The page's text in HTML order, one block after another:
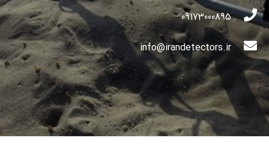
09173000895
info@irandetectors.ir